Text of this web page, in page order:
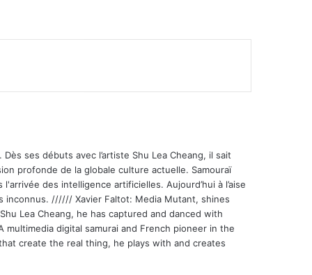
ses débuts avec l’artiste Shu Lea Cheang, il sait
profonde de la globale culture actuelle. Samouraï
des intelligence artificielles. Aujourd’hui à l’aise
inconnus. ////// Xavier Faltot: Media Mutant, shines
Lea Cheang, he has captured and danced with
digital samurai and French pioneer in the
create the real thing, he plays with and creates